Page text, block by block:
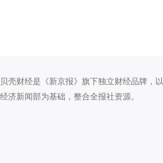
贝壳财经是《新京报》旗下独立财经品牌，以
经济新闻部为基础，整合全报社资源。